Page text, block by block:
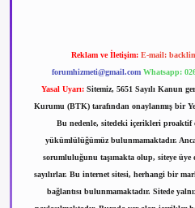
Reklam ve İletişim: E-mail:
forumhizmeti@gmail.com Whatsapp:
Yasal Uyarı: Sitemiz, 5651 Sayılı Kanun
Kurumu (BTK) tarafından onaylanmış bir
Bu nedenle, sitedeki içerikleri proaktif
yükümlülüğümüz bulunmamaktadır.
sorumluluğunu taşımakta olup, siteye
sayılırlar. Bu internet sitesi, herhangi bir
bağlantısı bulunmamaktadır. Sitede